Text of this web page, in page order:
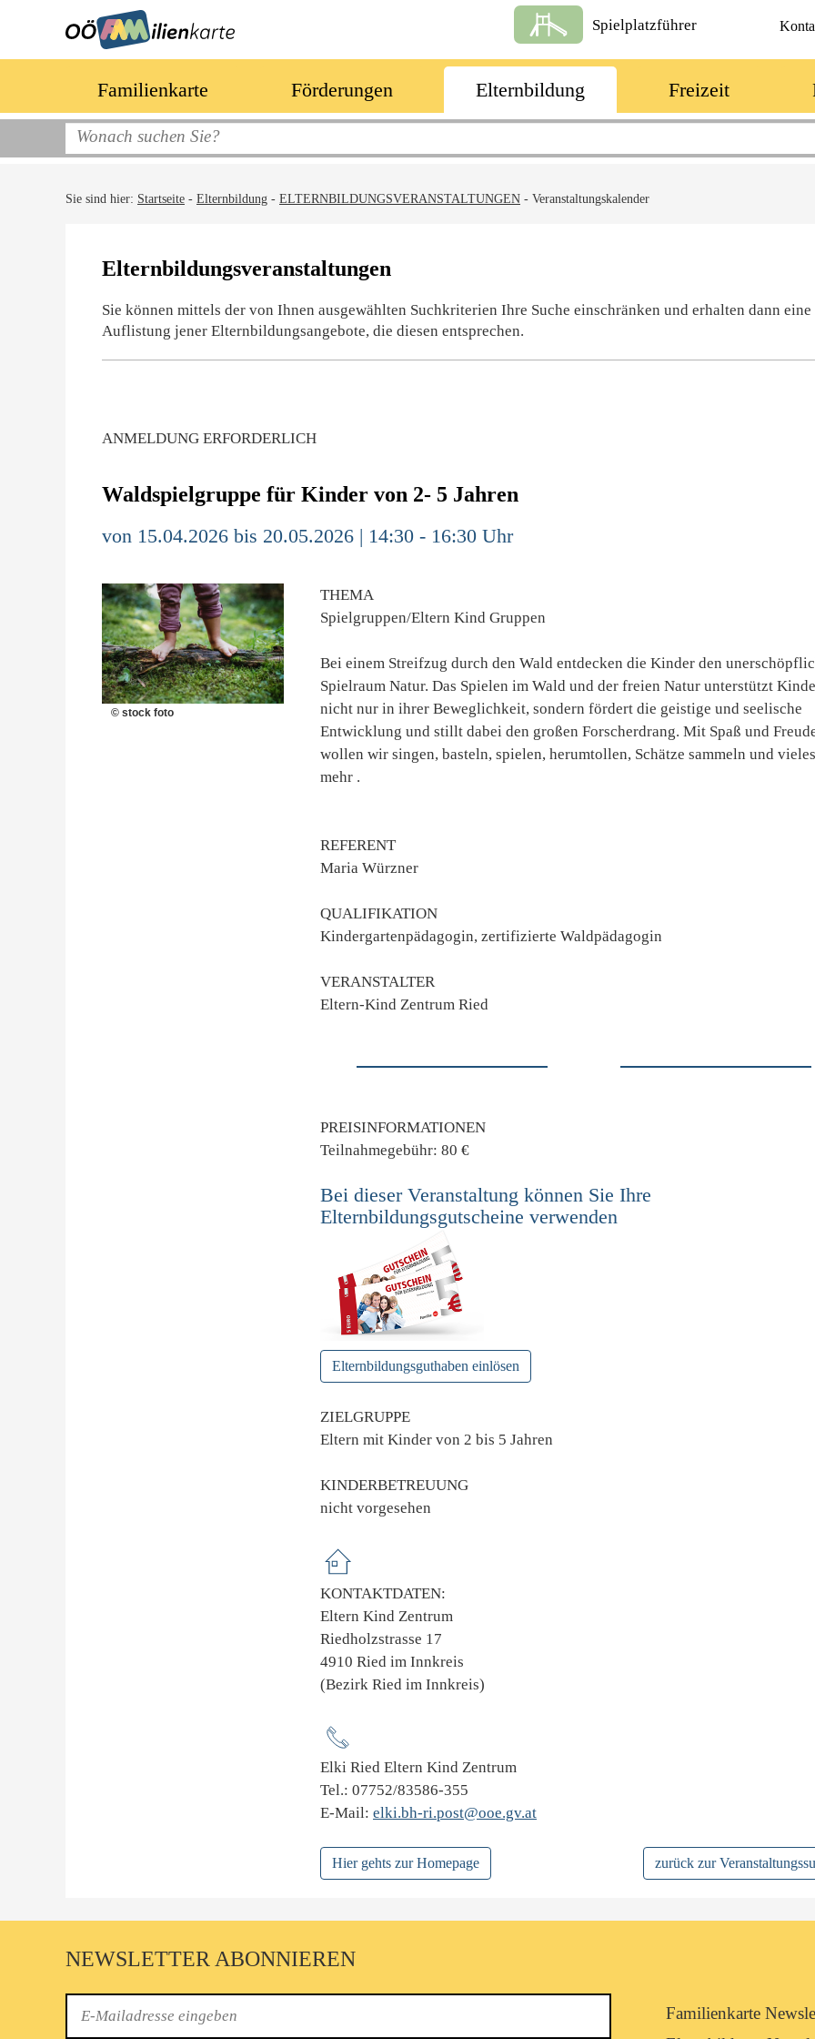
Spielplatzführer
Familienkarte Förderungen Elternbildung Freizeit
Sie sind hier: Startseite - Elternbildung - ELTERNBILDUNGSVERANSTALTUNGEN - Veranstaltungskalender
Elternbildungsveranstaltungen
Sie können mittels der von Ihnen ausgewählten Suchkriterien Ihre Suche einschränken und erhalten dann eine
Auflistung jener Elternbildungsangebote, die diesen entsprechen.
ANMELDUNG ERFORDERLICH
Waldspielgruppe für Kinder von 2- 5 Jahren
von 15.04.2026 bis 20.05.2026 | 14:30 - 16:30 Uhr
© stock foto
THEMA
Spielgruppen/Eltern Kind Gruppen
Bei einem Streifzug durch den Wald entdecken die Kinder den
Spielraum Natur. Das Spielen im Wald und der freien Natur unterstützt
nicht nur in ihrer Beweglichkeit, sondern fördert die geistige und seelische
Entwicklung und stillt dabei den großen Forscherdrang. Mit Spaß und
wollen wir singen, basteln, spielen, herumtollen, Schätze sammeln und vieles
mehr .
REFERENT
Maria Würzner
QUALIFIKATION
Kindergartenpädagogin, zertifizierte Waldpädagogin
VERANSTALTER
Eltern-Kind Zentrum Ried
PREISINFORMATIONEN
Teilnahmegebühr: 80 €
Bei dieser Veranstaltung können Sie Ihre
Elternbildungsgutscheine verwenden
Elternbildungsguthaben einlösen
ZIELGRUPPE
Eltern mit Kinder von 2 bis 5 Jahren
KINDERBETREUUNG
nicht vorgesehen
KONTAKTDATEN:
Eltern Kind Zentrum
Riedholzstrasse 17
4910 Ried im Innkreis
(Bezirk Ried im Innkreis)
Elki Ried Eltern Kind Zentrum
Tel.: 07752/83586-355
E-Mail: elki.bh-ri.post@ooe.gv.at
Hier gehts zur Homepage zurück zur
NEWSLETTER ABONNIEREN
Newsletterkategorie
abonnieren
Familienkarte